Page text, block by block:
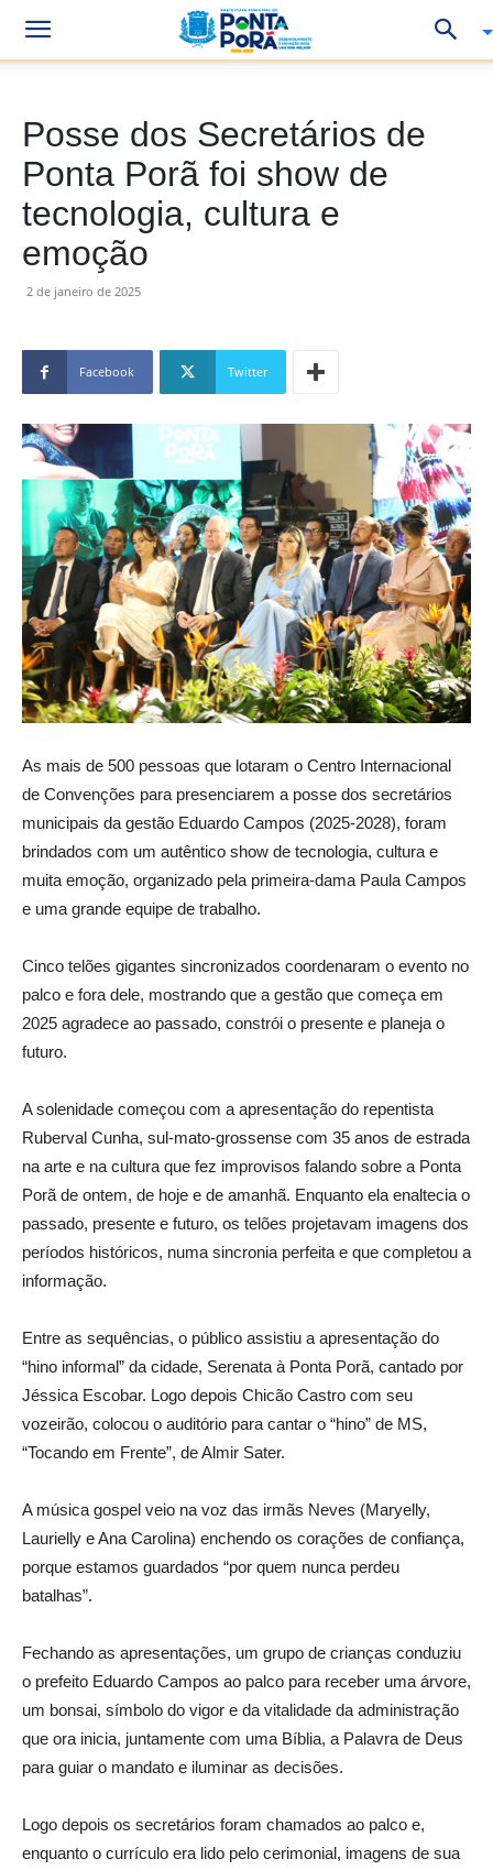
Posse dos Secretários de
Ponta Porã foi show de
tecnologia, cultura e
emoção
2 de janeiro de 2025
Facebook Twitter
As mais de 500 pessoas que lotaram o Centro Internacional
de Convenções para presenciarem a posse dos secretários
municipais da gestão Eduardo Campos (2025-2028), foram
brindados com um autêntico show de tecnologia, cultura e
muita emoção, organizado pela primeira-dama Paula Campos
e uma grande equipe de trabalho.
Cinco telões gigantes sincronizados coordenaram o evento no
palco e fora dele, mostrando que a gestão que começa em
2025 agradece ao passado, constrói o presente e planeja o
futuro.
A solenidade começou com a apresentação do repentista
Ruberval Cunha, sul-mato-grossense com 35 anos de estrada
na arte e na cultura que fez improvisos falando sobre a Ponta
Porã de ontem, de hoje e de amanhã. Enquanto ela enaltecia o
passado, presente e futuro, os telões projetavam imagens dos
períodos históricos, numa sincronia perfeita e que completou a
informação.
Entre as sequências, o público assistiu a apresentação do
“hino informal” da cidade, Serenata à Ponta Porã, cantado por
Jéssica Escobar. Logo depois Chicão Castro com seu
vozeirão, colocou o auditório para cantar o “hino” de MS,
“Tocando em Frente”, de Almir Sater.
A música gospel veio na voz das irmãs Neves (Maryelly,
Laurielly e Ana Carolina) enchendo os corações de confiança,
porque estamos guardados “por quem nunca perdeu
batalhas”.
Fechando as apresentações, um grupo de crianças conduziu
o prefeito Eduardo Campos ao palco para receber uma árvore,
um bonsai, símbolo do vigor e da vitalidade da administração
que ora inicia, juntamente com uma Bíblia, a Palavra de Deus
para guiar o mandato e iluminar as decisões.
Logo depois os secretários foram chamados ao palco e,
enquanto o currículo era lido pelo cerimonial, imagens de sua